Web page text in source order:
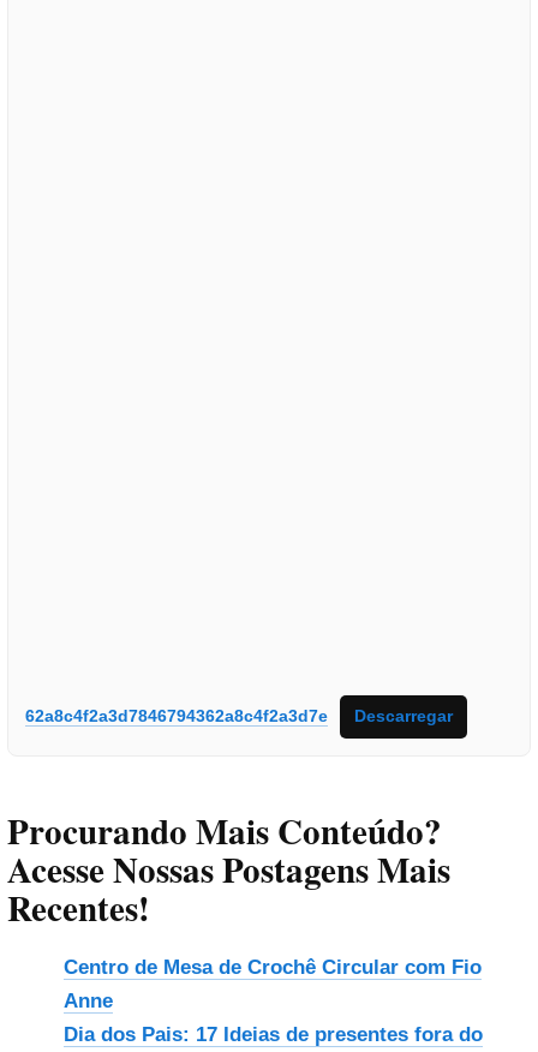
62a8c4f2a3d7846794362a8c4f2a3d7e Descarregar
Procurando Mais Conteúdo?
Acesse Nossas Postagens Mais
Recentes!
Centro de Mesa de Crochê Circular com Fio
Anne
Dia dos Pais: 17 Ideias de presentes fora do